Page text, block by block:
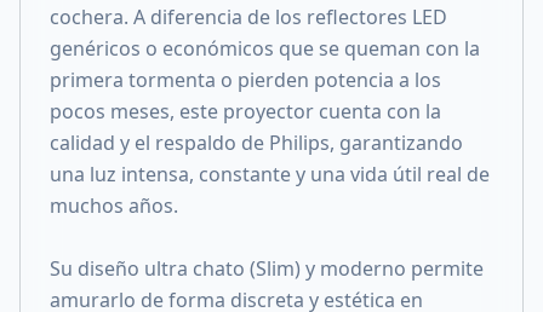
cochera. A diferencia de los reflectores LED
genéricos o económicos que se queman con la
primera tormenta o pierden potencia a los
pocos meses, este proyector cuenta con la
calidad y el respaldo de Philips, garantizando
una luz intensa, constante y una vida útil real de
muchos años.
Su diseño ultra chato (Slim) y moderno permite
amurarlo de forma discreta y estética en